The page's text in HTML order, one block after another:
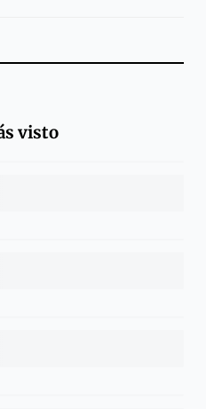
visto